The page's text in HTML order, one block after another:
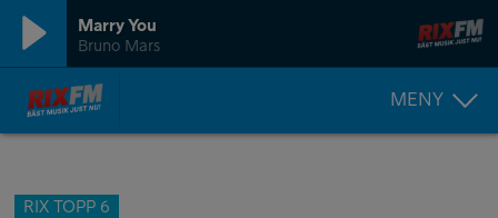
Marry You
Bruno Mars
MENY
RIX TOPP 6